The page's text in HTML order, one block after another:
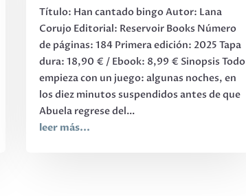
Título: Han cantado bingo Autor: Lana
Corujo Editorial: Reservoir Books Número
de páginas: 184 Primera edición: 2025 Tapa
dura: 18,90 € / Ebook: 8,99 € Sinopsis Todo
empieza con un juego: algunas noches, en
los diez minutos suspendidos antes de que
Abuela regrese del...
leer más...